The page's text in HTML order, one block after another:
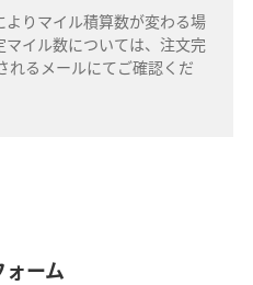
りマイル積算数が変わる場
イル数については、注文完
れるメールにてご確認くだ
ーム